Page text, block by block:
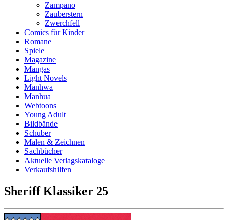
Zampano
Zauberstern
Zwerchfell
Comics für Kinder
Romane
Spiele
Magazine
Mangas
Light Novels
Manhwa
Manhua
Webtoons
Young Adult
Bildbände
Schuber
Malen & Zeichnen
Sachbücher
Aktuelle Verlagskataloge
Verkaufshilfen
Sheriff Klassiker 25